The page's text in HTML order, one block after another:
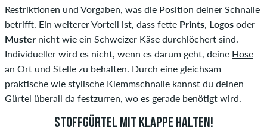
Restriktionen und Vorgaben, was die Position deiner Schnalle
betrifft. Ein weiterer Vorteil ist, dass fette Prints Logos oder
Muster nicht wie ein Schweizer Käse durchlöchert sind.
Individueller wird es nicht, wenn es darum geht, deine Hose
an Ort und Stelle zu behalten. Durch eine gleichsam
praktische wie stylische Klemmschnalle kannst du deinen
Gürtel überall da festzurren, wo es gerade benötigt wird.
STOFFGÜRTEL MIT KLAPPE HALTEN!